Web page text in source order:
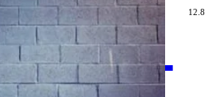
OFFICIAL
12.8